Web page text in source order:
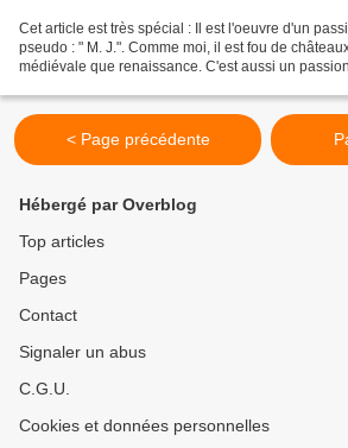
Cet article est très spécial : Il est l'oeuvre d'un
pseudo : " M. J.". Comme moi, il est fou de
médiévale que renaissance. C'est aussi un
< Page précédente
Hébergé par Overblog
Top articles
Pages
Contact
Signaler un abus
C.G.U.
Cookies et données personnelles